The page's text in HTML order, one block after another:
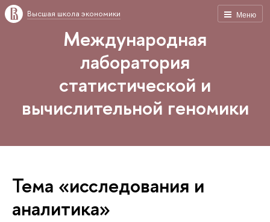
Меню
Высшая школа экономики
Международная
лаборатория
статистической и
вычислительной геномики
Тема «исследования и
аналитика»